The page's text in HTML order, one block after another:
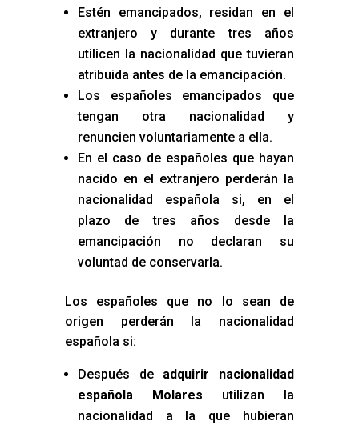
Estén emancipados, residan en el
extranjero y durante tres años
utilicen la nacionalidad que tuvieran
atribuida antes de la emancipación.
Los españoles emancipados que
tengan otra nacionalidad y
renuncien voluntariamente a ella.
En el caso de españoles que hayan
nacido en el extranjero perderán la
nacionalidad española si, en el
plazo de tres años desde la
emancipación no declaran su
voluntad de conservarla.
Los españoles que no lo sean de
origen perderán la nacionalidad
española si:
Después de adquirir nacionalidad
española Molares utilizan la
nacionalidad a la que hubieran